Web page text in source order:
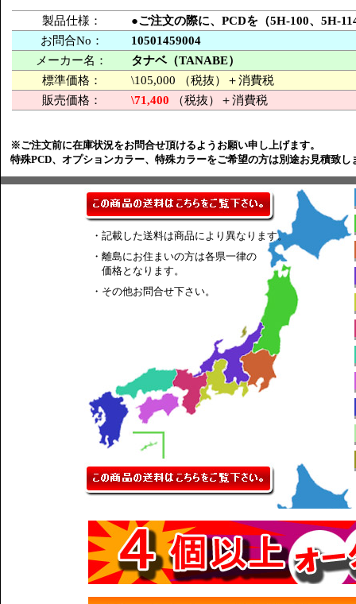
製品仕様：
●ご注文の際に、PCDを（5H-100、5H-
お問合No：
10501459004
メーカー名：
タナベ（TANABE）
標準価格：
\105,000 （税抜）＋消費税
販売価格：
\71,400 （税抜）＋消費税
※ご注文前に在庫状況をお問合せ頂けるようお願い申し上げます。
特殊PCD、オプションカラー、特殊カラーをご希望の方は別途お見積致し
・記載した送料は商品により異なります。
・離島にお住まいの方は各県一律の
価格となります。
・その他お問合せ下さい。